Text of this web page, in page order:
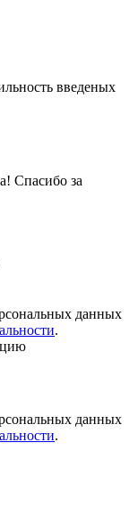
введеных
Спасибо за
данных
.
данных
.